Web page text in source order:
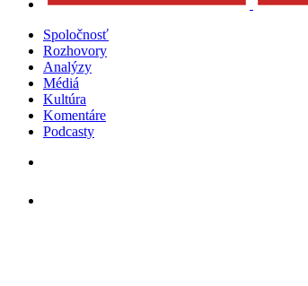
Spoločnosť
Rozhovory
Analýzy
Médiá
Kultúra
Komentáre
Podcasty